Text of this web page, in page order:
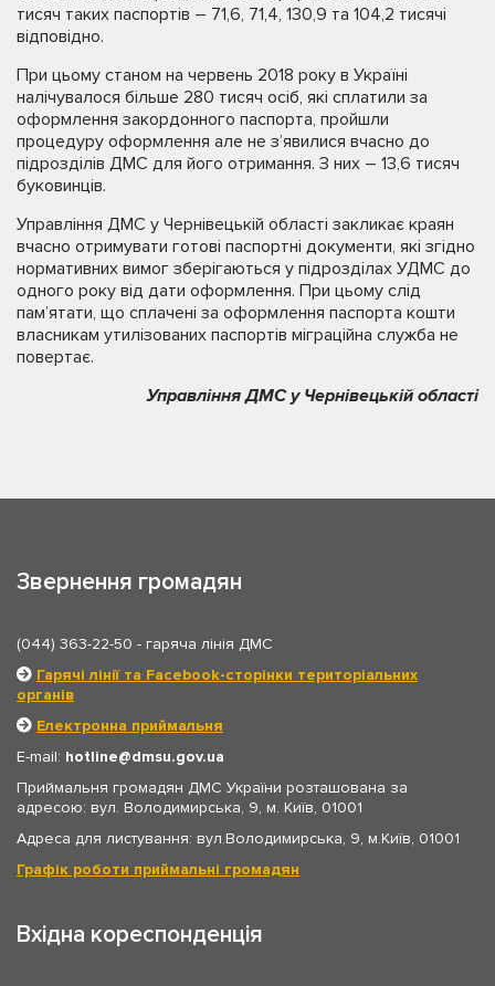
тисяч таких паспортів – 71,6, 71,4, 130,9 та 104,2 тисячі
відповідно.
При цьому станом на червень 2018 року в Україні
налічувалося більше 280 тисяч осіб, які сплатили за
оформлення закордонного паспорта, пройшли
процедуру оформлення але не з’явилися вчасно до
підрозділів ДМС для його отримання. З них – 13,6 тисяч
буковинців.
Управління ДМС у Чернівецькій області закликає краян
вчасно отримувати готові паспортні документи, які згідно
нормативних вимог зберігаються у підрозділах УДМС до
одного року від дати оформлення. При цьому слід
пам’ятати, що сплачені за оформлення паспорта кошти
власникам утилізованих паспортів міграційна служба не
повертає.
Управління ДМС у Чернівецькій області
Звернення громадян
(044) 363-22-50 - гаряча лінія ДМС
Гарячі лінії та Facebook-сторінки територіальних
органів
Електронна приймальня
E-mail: hotline
dmsu.gov.ua
Приймальня громадян ДМС України розташована за
адресою: вул. Володимирська, 9, м. Київ, 01001
Адреса для листування: вул.Володимирська, 9, м.Київ, 01001
Графік роботи приймальні громадян
Вхідна кореспонденція